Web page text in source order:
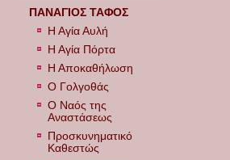
ΠΑΝΑΓΙΟΣ ΤΑΦΟΣ
Η Αγία Αυλή
Η Αγία Πόρτα
Η Αποκαθήλωση
Ο Γολγοθάς
Ο Ναός της
Αναστάσεως
Προσκυνηματικό
Καθεστώς